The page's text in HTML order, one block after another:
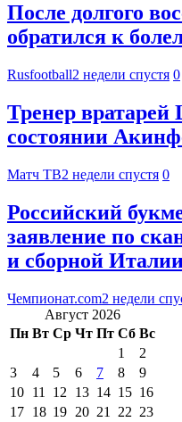
После долгого
обратился к
Rusfootball2 недели спустя 0
Тренер
состоянии
Матч ТВ2 недели спустя 0
Российский
заявление по
и сборной
Чемпионат.com2 недели
Август 2026
Пн Вт Ср Чт Пт Сб Вс
1
2
3
4 5 6 7 8
9
10 11 12 13 14 15 16
17 18 19 20 21 22 23